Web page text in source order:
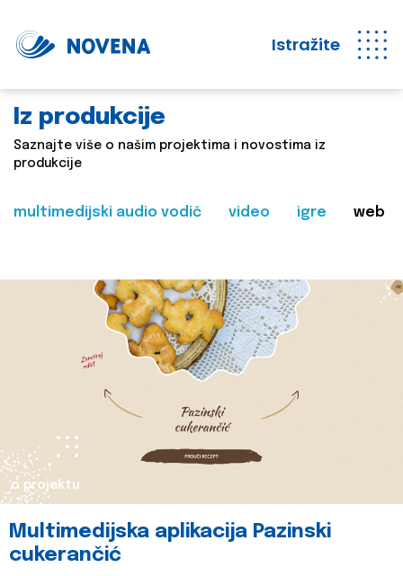
Istražite
Iz produkcije
Saznajte više o našim projektima i novostima iz
produkcije
multimedijski audio vodič video igre web
o projektu
Multimedijska aplikacija Pazinski
cukerančić